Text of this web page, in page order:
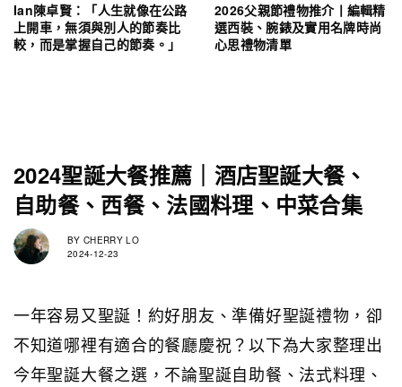
Ian陳卓賢：「人生就像在公路
上開車，無須與別人的節奏比
較，而是掌握自己的節奏。」
2026父親節禮物推介丨編輯精
選西裝、腕錶及實用名牌時尚
心思禮物清單
2024聖誕大餐推薦｜酒店聖誕大餐、
自助餐、西餐、法國料理、中菜合集
BY CHERRY LO
2024-12-23
一年容易又聖誕！約好朋友、準備好聖誕禮物，卻
不知道哪裡有適合的餐廳慶祝？以下為大家整理出
今年聖誕大餐之選，不論聖誕自助餐、法式料理、